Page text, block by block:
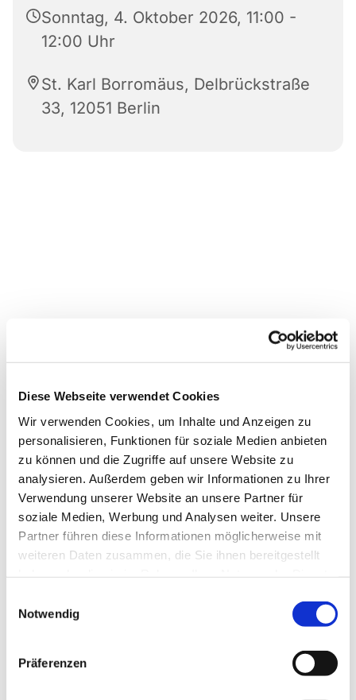
Diese Webseite verwendet Cookies
Wir verwenden Cookies, um Inhalte und Anzeigen zu
personalisieren, Funktionen für soziale Medien anbieten
zu können und die Zugriffe auf unsere Website zu
analysieren. Außerdem geben wir Informationen zu Ihrer
Verwendung unserer Website an unsere Partner für
soziale Medien, Werbung und Analysen weiter. Unsere
Partner führen diese Informationen möglicherweise mit
weiteren Daten zusammen, die Sie ihnen bereitgestellt
Notwendig
Präferenzen
Sonntag, 4. Oktober 2026, 11:00 -
12:00 Uhr
St. Karl Borromäus, Delbrückstraße
33, 12051 Berlin
Dies könnte Sie auch
interessieren